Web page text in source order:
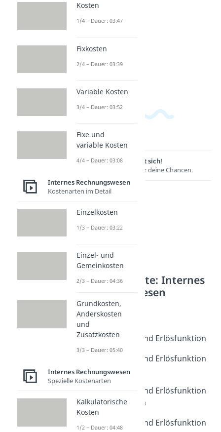
Lernen lohnt sich!
Entdecke hier deine Chancen.
Weitere Inhalte: Internes
Rechnungswesen
Kostenfunktionen
Kostenfunktion
Dauer: 03:23
Gewinnfunktion und Erlösfunktion
Dauer: 03:32
Gewinnfunktion und Erlösfunktion
Übungsaufgabe
Dauer: 02:54
Gewinnfunktion und Erlösfunktion
Verständnisfragen
Dauer: 06:06
Gewinnfunktion und Erlösfunktion
Kosten
1/4 – Dauer: 03:47
Fixkosten
2/4 – Dauer: 03:39
Variable Kosten
3/4 – Dauer: 03:52
Fixe und
variable Kosten
4/4 – Dauer: 03:08
Internes Rechnungswesen
Kostenarten im Detail
Einzelkosten
1/3 – Dauer: 03:22
Einzel- und
Gemeinkosten
2/3 – Dauer: 04:36
Grundkosten,
Anderskosten
und
Zusatzkosten
3/3 – Dauer: 05:40
Internes Rechnungswesen
Spezielle Kostenarten
Kalkulatorische
Kosten
1/2 – Dauer: 04:48